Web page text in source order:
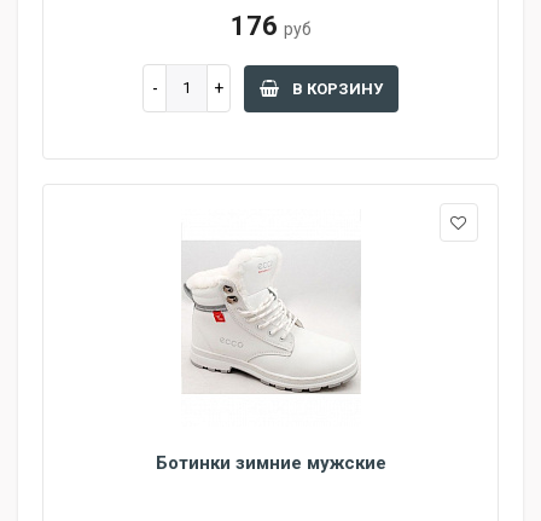
176 руб
В КОРЗИНУ
Ботинки зимние мужские